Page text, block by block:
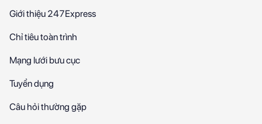
Giới thiệu 247Express
Chỉ tiêu toàn trình
Mạng lưới bưu cục
Tuyển dụng
Câu hỏi thường gặp